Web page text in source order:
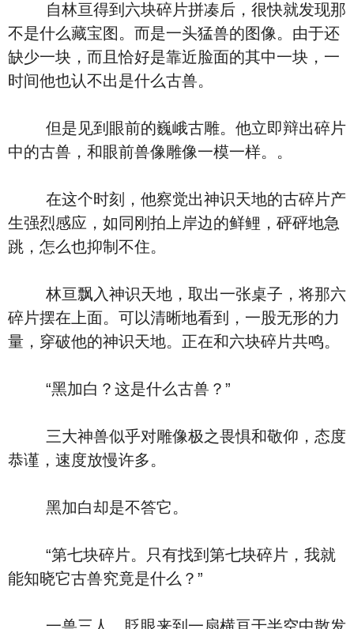
自林亘得到六块碎片拼凑后，很快就发现那
不是什么藏宝图。而是一头猛兽的图像。由于还
缺少一块，而且恰好是靠近脸面的其中一块，一
时间他也认不出是什么古兽。
但是见到眼前的巍峨古雕。他立即辩出碎片
中的古兽，和眼前兽像雕像一模一样。。
在这个时刻，他察觉出神识天地的古碎片产
生强烈感应，如同刚拍上岸边的鲜鲤，砰砰地急
跳，怎么也抑制不住。
林亘飘入神识天地，取出一张桌子，将那六
碎片摆在上面。可以清晰地看到，一股无形的力
量，穿破他的神识天地。正在和六块碎片共鸣。
“黑加白？这是什么古兽？”
三大神兽似乎对雕像极之畏惧和敬仰，态度
恭谨，速度放慢许多。
黑加白却是不答它。
“第七块碎片。只有找到第七块碎片，我就
能知晓它古兽究竟是什么？”